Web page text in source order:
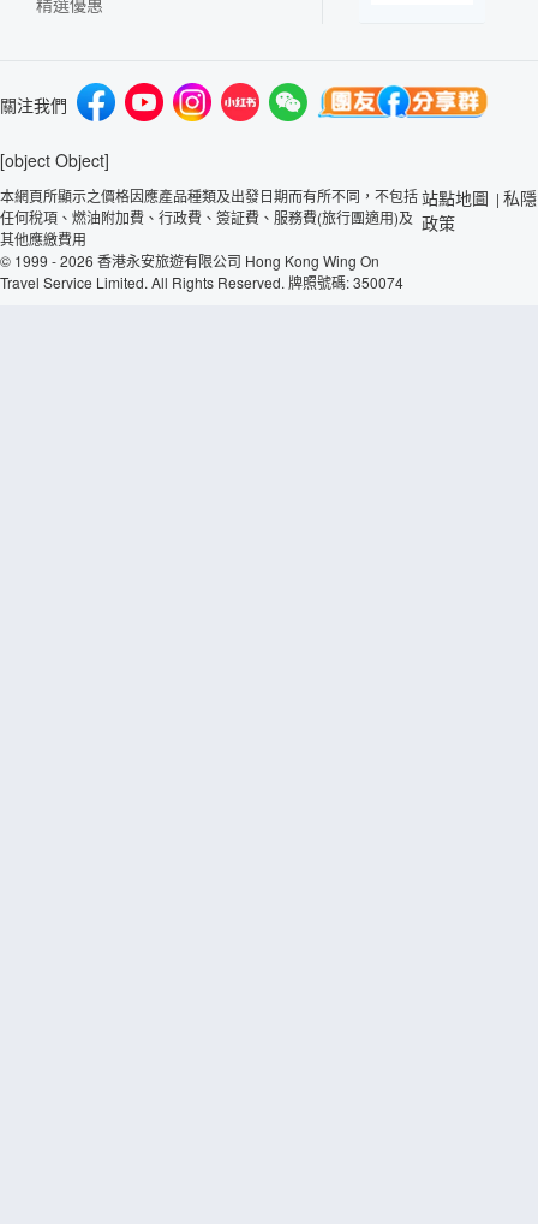
關注我們
[object Object]
本網頁所顯示之價格因應產品種類及出發日期而有所不同，不包括
任何稅項、燃油附加費、行政費、簽証費、服務費(旅行團適用)及
其他應繳費用
© 1999 - 2026 香港永安旅遊有限公司 Hong Kong Wing On
Travel Service Limited. All Rights Reserved. 牌照號碼: 350074
站點地圖 | 私隱
政策